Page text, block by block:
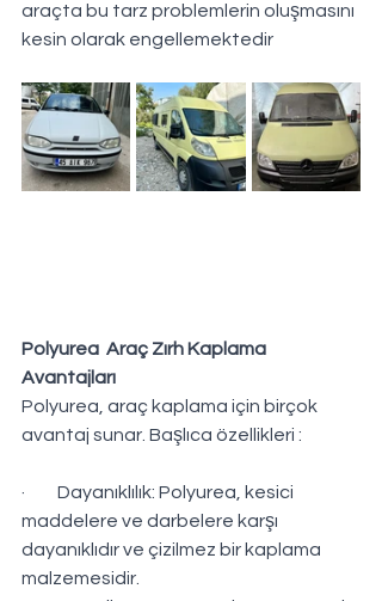
araçta bu tarz problemlerin oluşmasını
kesin olarak engellemektedir
Polyurea  Araç Zırh Kaplama
Avantajları
Polyurea, araç kaplama için birçok
avantaj sunar. Başlıca özellikleri :
·         Dayanıklılık: Polyurea, kesici
maddelere ve darbelere karşı
dayanıklıdır ve çizilmez bir kaplama
malzemesidir.